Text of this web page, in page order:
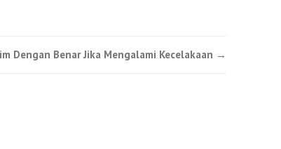
Dengan Benar Jika Mengalami Kecelakaan →